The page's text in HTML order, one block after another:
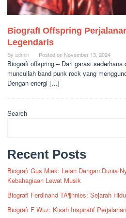
BiografI Offspring
Legendaris
By admin Posted on November 13, 2024
Biografi offspring – Dari garasi sederhana
muncullah band punk rock yang
Dengan energi […]
Search
Recent Posts
Biografi Gus Miek: Lelah Dengan Dunia
Kebahagiaan Lewat Musik
Biografi Ferdinand TÃ¶nnies: Sejarah
Biografi F Wuz: Kisah Inspiratif